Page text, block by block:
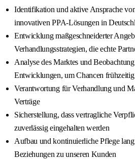
Identifikation und aktive Ansprache
innovativen PPA-Lösungen in
Entwicklung maßgeschneiderter
Verhandlungsstrategien, die echte
Analyse des Marktes und
Entwicklungen, um Chancen frühzeitig
Verantwortung für Verhandlung und
Verträge
Sicherstellung, dass vertragliche
zuverlässig eingehalten werden
Aufbau und kontinuierliche Pflege
Beziehungen zu unseren Kunden